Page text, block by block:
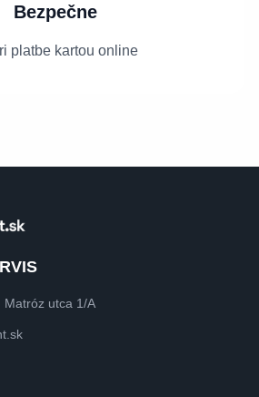
Bezpečne
platbe kartou online
utca 1/A